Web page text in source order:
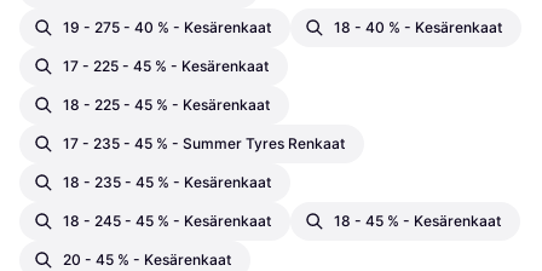
19 - 275 - 40 % - Kesärenkaat 18 - 40 % - Kesärenkaat
17 - 225 - 45 % - Kesärenkaat
18 - 225 - 45 % - Kesärenkaat
17 - 235 - 45 % - Summer Tyres Renkaat
18 - 235 - 45 % - Kesärenkaat
18 - 245 - 45 % - Kesärenkaat 18 - 45 % - Kesärenkaat
20 - 45 % - Kesärenkaat